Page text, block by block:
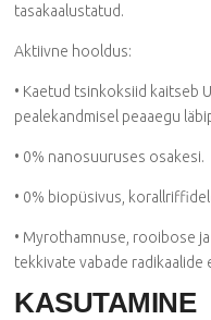
tasakaalustatud.
Aktiivne hooldus:
• Kaetud tsinkoksiid kaitseb
pealekandmisel peaaegu
• 0% nanosuuruses osakesi.
• 0% biopüsivus,
• Myrothamnuse, rooibose
tekkivate vabade radikaalide
KASUTAMINE